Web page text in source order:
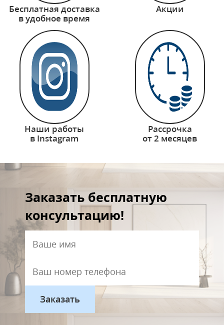
Бесплатная доставка
в удобное время
Акции
Наши работы
в Instagram
Рассрочка
от 2 месяцев
Заказать бесплатную
консультацию!